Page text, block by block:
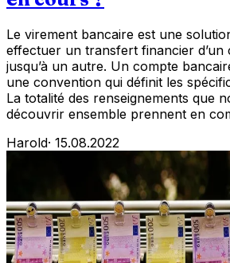
Le virement bancaire est une
effectuer un transfert financier d’un
jusqu’à un autre. Un compte
une convention qui définit les
La totalité des renseignements que
découvrir ensemble prennent en
Harold· 15.08.2022